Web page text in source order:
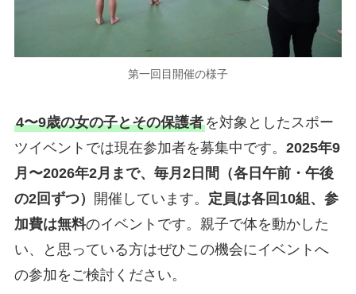
第一回目開催の様子
4〜9歳の女の子とその保護者を対象としたスポー
ツイベントでは現在参加者を募集中です。 2025年9
月〜2026年2月まで、毎月2日間（各日午前・午後
の2回ずつ）
開催しています。 定員は各回10組、参
加費は無料のイベントです。親子で体を動かした
い、と思っている方はぜひこの機会にイベントへ
の参加をご検討ください。